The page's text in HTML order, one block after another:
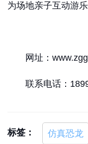
为场地亲子互动游乐
网址：
联系电话：
标签： 仿真恐龙